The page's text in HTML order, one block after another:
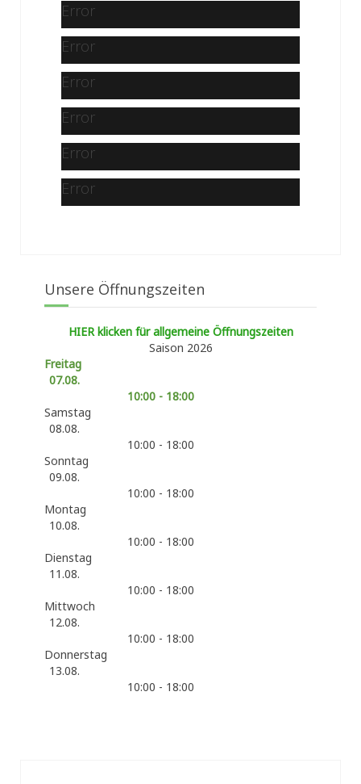
Error
Error
Error
Error
Error
Error
Unsere Öffnungszeiten
HIER klicken für allgemeine Öffnungszeiten
Saison 2026
Freitag
07.08.
10:00 - 18:00
Samstag
08.08.
10:00 - 18:00
Sonntag
09.08.
10:00 - 18:00
Montag
10.08.
10:00 - 18:00
Dienstag
11.08.
10:00 - 18:00
Mittwoch
12.08.
10:00 - 18:00
Donnerstag
13.08.
10:00 - 18:00